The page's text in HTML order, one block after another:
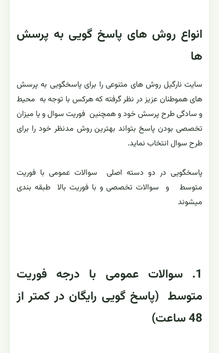
انواع روش های پاسخ گویی به پرسش
ها
سایت نارگیل روش های متنوعی را برای پاسخگویی به پرسش
های هموطنان عزیز در نظر گرفته که هرکس با توجه به محیط
و سادگی طرح پرسش خود و همچنین فوریت سوال و یا میزان
تخصصی بودن پاسخ بتواند بهترین روش مدنظر خود را برای
طرح سوال انتخاب نماید.
پاسخگویی در دو دسته اصلی سوالات عمومی با فوریت
متوسط و سوالات تخصصی و با فوریت بالا طبقه بندی
میشوند
1. سوالات عمومی با درجه فوریت
متوسط (پاسخ گویی رایگان در کمتر از
48 ساعت)